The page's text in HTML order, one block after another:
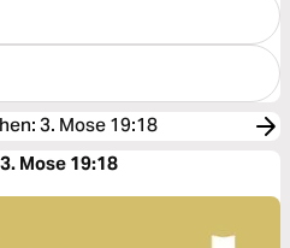
: 3. Mose 19:18
Mose 19:18